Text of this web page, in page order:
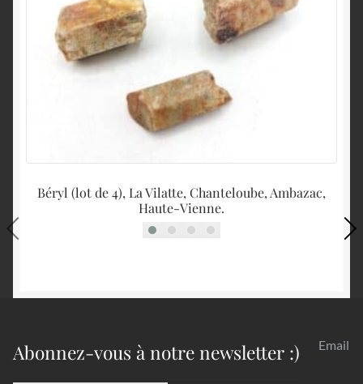
Béryl (lot de 4), La Vilatte, Chanteloube, Ambazac,
Haute-Vienne.
Abonnez-vous à notre newsletter :) Email